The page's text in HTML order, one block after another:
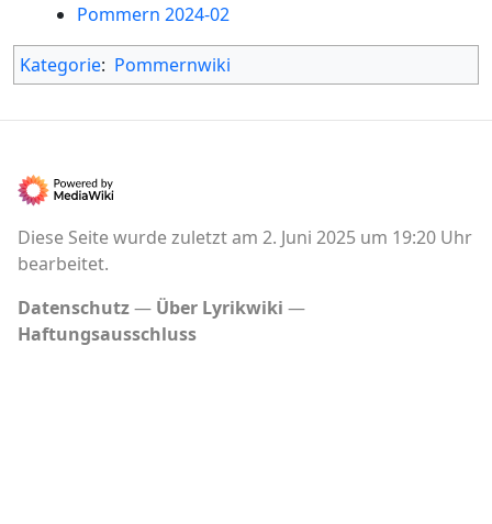
Pommern 2024-02
Kategorie: Pommernwiki
Diese Seite wurde zuletzt am 2. Juni 2025 um 19:20 Uhr
bearbeitet.
Datenschutz
Über Lyrikwiki
Haftungsausschluss